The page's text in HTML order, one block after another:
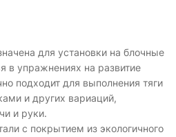
для установки на блочные
в упражнениях на развитие
подходит для выполнения тяги
и других вариаций,
и руки.
с покрытием из экологичного